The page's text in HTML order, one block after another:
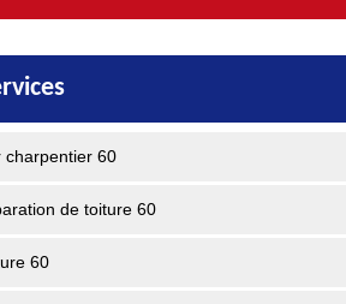
charpentier 60
de toiture 60
60